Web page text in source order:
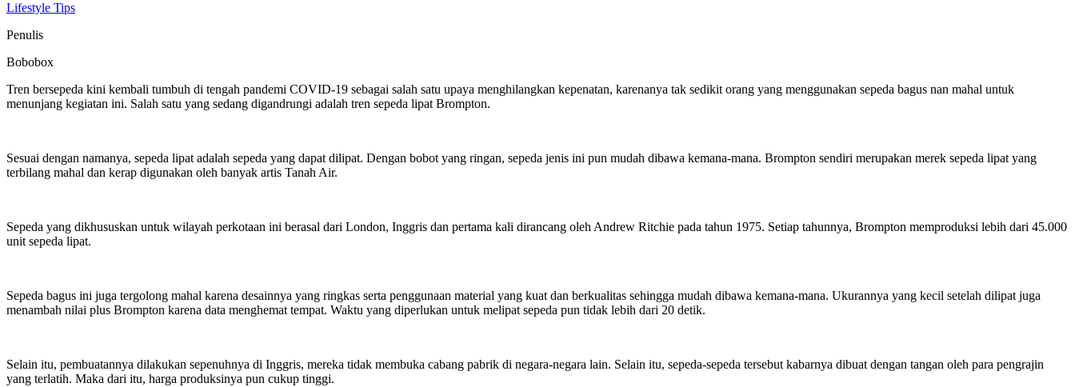
Lifestyle Tips
Penulis
Bobobox
Tren bersepeda kini kembali tumbuh di tengah pandemi COVID-19 sebagai salah satu upaya menghilangkan kepenatan, karenanya tak sedikit orang yang menggunakan sepeda bagus nan mahal untuk
menunjang kegiatan ini. Salah satu yang sedang digandrungi adalah tren sepeda lipat Brompton.
Sesuai dengan namanya, sepeda lipat adalah sepeda yang dapat dilipat. Dengan bobot yang ringan, sepeda jenis ini pun mudah dibawa kemana-mana. Brompton sendiri merupakan merek sepeda lipat yang
terbilang mahal dan kerap digunakan oleh banyak artis Tanah Air.
Sepeda yang dikhususkan untuk wilayah perkotaan ini berasal dari London, Inggris dan pertama kali dirancang oleh Andrew Ritchie pada tahun 1975. Setiap tahunnya, Brompton memproduksi lebih dari 45.000
unit sepeda lipat.
Sepeda bagus ini juga tergolong mahal karena desainnya yang ringkas serta penggunaan material yang kuat dan berkualitas sehingga mudah dibawa kemana-mana. Ukurannya yang kecil setelah dilipat juga
menambah nilai plus Brompton karena data menghemat tempat. Waktu yang diperlukan untuk melipat sepeda pun tidak lebih dari 20 detik.
Selain itu, pembuatannya dilakukan sepenuhnya di Inggris, mereka tidak membuka cabang pabrik di negara-negara lain. Selain itu, sepeda-sepeda tersebut kabarnya dibuat dengan tangan oleh para pengrajin
yang terlatih. Maka dari itu, harga produksinya pun cukup tinggi.